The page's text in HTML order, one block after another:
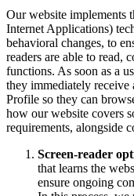
Our website implements
Internet Applications)
behavioral changes, to
readers are able to read,
functions. As soon as a
they immediately receive
Profile so they can
how our website covers
requirements, alongside
Screen-reader
that learns the
ensure ongoing